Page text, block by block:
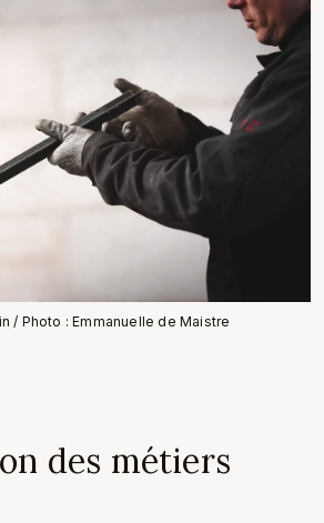
/ Photo : Emmanuelle de Maistre
des métiers